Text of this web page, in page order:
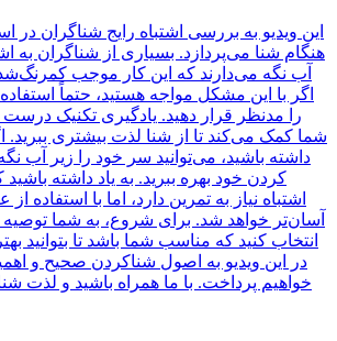
این ویدیو به بررسی اشتباه رایج شناگران در
هنگام شنا می‌پردازد. بسیاری از شناگران به
آب نگه می‌دارند که این کار موجب
اگر با این مشکل مواجه هستید، حتماً
را مدنظر قرار دهید. یادگیری تکنیک
شما کمک می‌کند تا از شنا لذت بیشتری
داشته باشید، می‌توانید سر خود را زیر آب
کردن خود بهره ببرید. به یاد داشته
اشتباه نیاز به تمرین دارد، اما با استفاده
آسان‌تر خواهد شد. برای شروع، به شما توصیه
انتخاب کنید که مناسب شما باشد تا بتوانید
در این ویدیو به اصول شناکردن صحیح و
خواهیم پرداخت. با ما همراه باشید و لذت